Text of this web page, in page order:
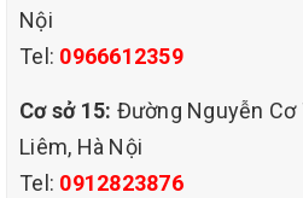
Nội
Tel: 0966612359
Cơ sở 15: Đường Nguyễn
Liêm, Hà Nội
Tel: 0912823876